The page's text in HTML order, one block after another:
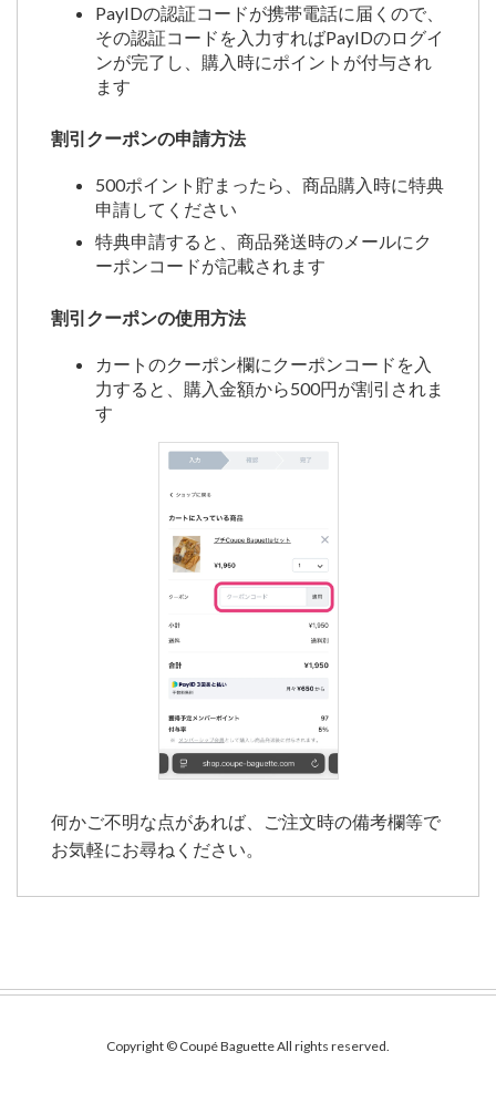
PayIDの認証コードが携帯電話に届くので、
その認証コードを入力すればPayIDのログイ
ンが完了し、購入時にポイントが付与され
ます
割引クーポンの申請方法
500ポイント貯まったら、商品購入時に特典
申請してください
特典申請すると、商品発送時のメールにク
ーポンコードが記載されます
割引クーポンの使用方法
カートのクーポン欄にクーポンコードを入
力すると、購入金額から500円が割引されま
す
何かご不明な点があれば、ご注文時の備考欄等で
お気軽にお尋ねください。
Copyright © Coupé Baguette All rights reserved.